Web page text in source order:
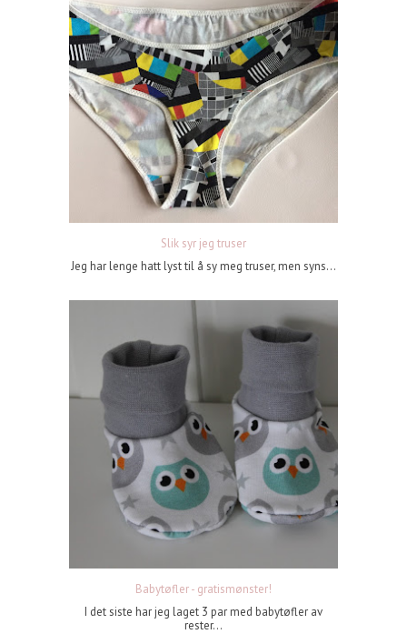
Slik syr jeg truser
Jeg har lenge hatt lyst til å sy meg truser, men syns...
Babytøfler - gratismønster!
I det siste har jeg laget 3 par med babytøfler av
rester...